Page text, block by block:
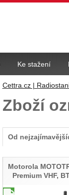
Cettra.cz |
Zboží
Od
Produkty
Motorola
Premium VHF,
Ke stažení